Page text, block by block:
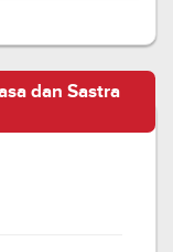
dan Sastra